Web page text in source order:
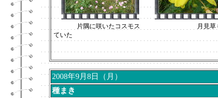
片隅に咲いたコスモス 月見草も
ていた
2008年9月8日（月）
種まき